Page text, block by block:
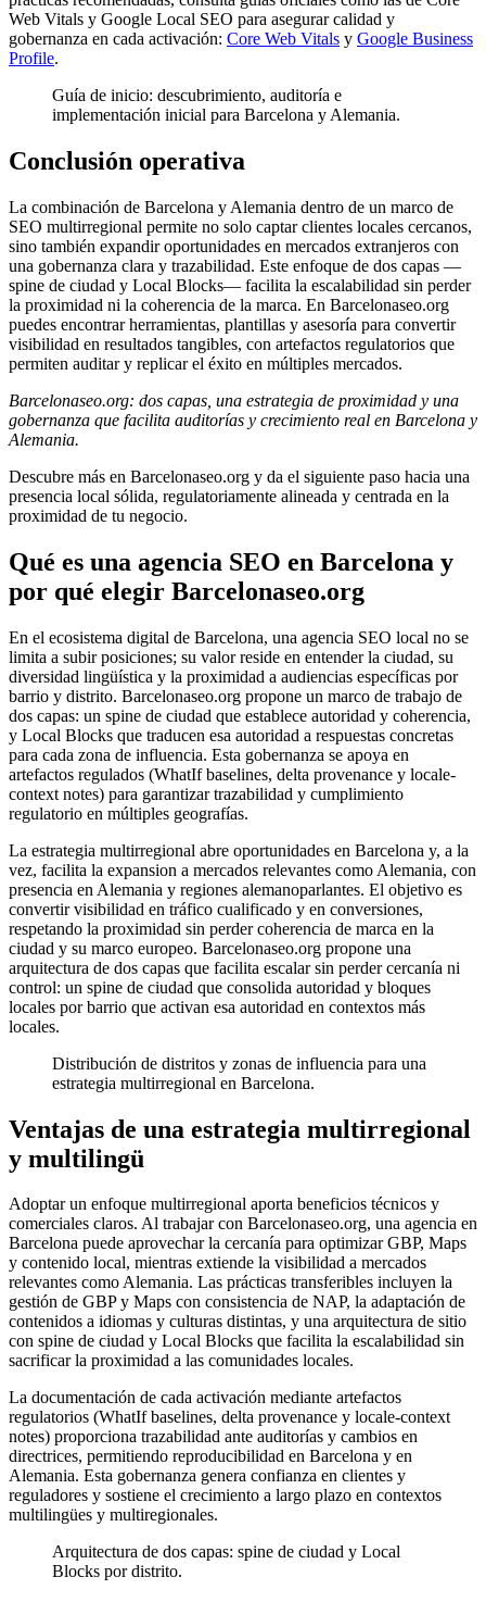
Web Vitals y Google Local SEO para asegurar calidad y
gobernanza en cada activación: Core Web Vitals y Google Business
Profile.
Guía de inicio: descubrimiento, auditoría e
implementación inicial para Barcelona y Alemania.
Conclusión operativa
La combinación de Barcelona y Alemania dentro de un marco de
SEO multirregional permite no solo captar clientes locales cercanos,
sino también expandir oportunidades en mercados extranjeros con
una gobernanza clara y trazabilidad. Este enfoque de dos capas —
spine de ciudad y Local Blocks— facilita la escalabilidad sin perder
la proximidad ni la coherencia de la marca. En Barcelonaseo.org
puedes encontrar herramientas, plantillas y asesoría para convertir
visibilidad en resultados tangibles, con artefactos regulatorios que
permiten auditar y replicar el éxito en múltiples mercados.
Barcelonaseo.org: dos capas, una estrategia de proximidad y una
gobernanza que facilita auditorías y crecimiento real en Barcelona y
Alemania.
Descubre más en Barcelonaseo.org y da el siguiente paso hacia una
presencia local sólida, regulatoriamente alineada y centrada en la
proximidad de tu negocio.
Qué es una agencia SEO en Barcelona y
por qué elegir Barcelonaseo.org
En el ecosistema digital de Barcelona, una agencia SEO local no se
limita a subir posiciones; su valor reside en entender la ciudad, su
diversidad lingüística y la proximidad a audiencias específicas por
barrio y distrito. Barcelonaseo.org propone un marco de trabajo de
dos capas: un spine de ciudad que establece autoridad y coherencia,
y Local Blocks que traducen esa autoridad a respuestas concretas
para cada zona de influencia. Esta gobernanza se apoya en
artefactos regulados (WhatIf baselines, delta provenance y locale-
context notes) para garantizar trazabilidad y cumplimiento
regulatorio en múltiples geografías.
La estrategia multirregional abre oportunidades en Barcelona y, a la
vez, facilita la expansion a mercados relevantes como Alemania, con
presencia en Alemania y regiones alemanoparlantes. El objetivo es
convertir visibilidad en tráfico cualificado y en conversiones,
respetando la proximidad sin perder coherencia de marca en la
ciudad y su marco europeo. Barcelonaseo.org propone una
arquitectura de dos capas que facilita escalar sin perder cercanía ni
control: un spine de ciudad que consolida autoridad y bloques
locales por barrio que activan esa autoridad en contextos más
locales.
Distribución de distritos y zonas de influencia para una
estrategia multirregional en Barcelona.
Ventajas de una estrategia multirregional
y multilingü
Adoptar un enfoque multirregional aporta beneficios técnicos y
comerciales claros. Al trabajar con Barcelonaseo.org, una agencia en
Barcelona puede aprovechar la cercanía para optimizar GBP, Maps
y contenido local, mientras extiende la visibilidad a mercados
relevantes como Alemania. Las prácticas transferibles incluyen la
gestión de GBP y Maps con consistencia de NAP, la adaptación de
contenidos a idiomas y culturas distintas, y una arquitectura de sitio
con spine de ciudad y Local Blocks que facilita la escalabilidad sin
sacrificar la proximidad a las comunidades locales.
La documentación de cada activación mediante artefactos
regulatorios (WhatIf baselines, delta provenance y locale-context
notes) proporciona trazabilidad ante auditorías y cambios en
directrices, permitiendo reproducibilidad en Barcelona y en
Alemania. Esta gobernanza genera confianza en clientes y
reguladores y sostiene el crecimiento a largo plazo en contextos
multilingües y multiregionales.
Arquitectura de dos capas: spine de ciudad y Local
Blocks por distrito.